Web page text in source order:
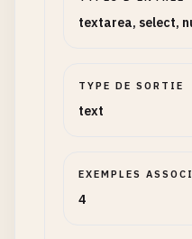
textarea, select,
TYPE DE SORTIE
text
EXEMPLES
4